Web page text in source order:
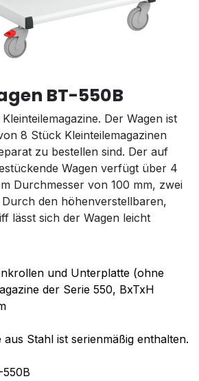
BT-550B
Der Wagen ist
8 Stück Kleinteilemagazinen
zu bestellen sind. Der auf
Wagen verfügt über 4
Durchmesser von 100 mm, zwei
den höhenverstellbaren,
lässt sich der Wagen leicht
und Unterplatte (ohne
der Serie 550, BxTxH
Stahl ist serienmäßig enthalten.